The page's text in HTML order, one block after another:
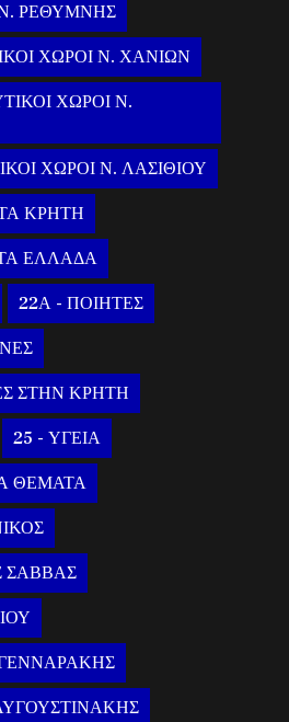
ΡΕΘΥΜΝΗΣ
ΧΩΡΟΙ Ν. ΧΑΝΙΩΝ
ΧΩΡΟΙ Ν.
ΧΩΡΟΙ Ν. ΛΑΣΙΘΙΟΥ
ΚΡΗΤΗ
ΕΛΛΑΔΑ
22Α - ΠΟΙΗΤΕΣ
ΣΤΗΝ ΚΡΗΤΗ
25 - ΥΓΕΙΑ
ΘΕΜΑΤΑ
ΣΑΒΒΑΣ